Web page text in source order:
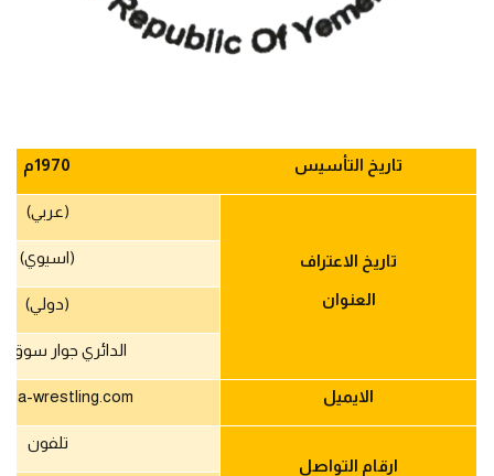
تاريخ التأسيس م1970
تاريخ الاعتراف
العنوان
(عربي)
(اسيوي)
(دولي)
الدائري جوار سوق
الايميل wrestling.com
ارقام التواصل
تلفون